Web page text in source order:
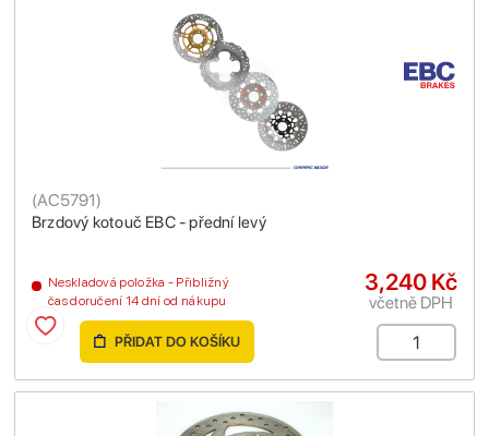
Brzdový kotouč EBC - přední levý
(AC5791)
Neskladová položka - Přibližný
čas doručení 14 dní od nákupu
3,240 Kč
včetně DPH
PŘIDAT DO KOŠÍKU